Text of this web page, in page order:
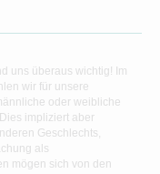
uns überaus wichtig! Im
wir für unsere
oder weibliche
impliziert aber
Geschlechts,
als
mögen sich von den